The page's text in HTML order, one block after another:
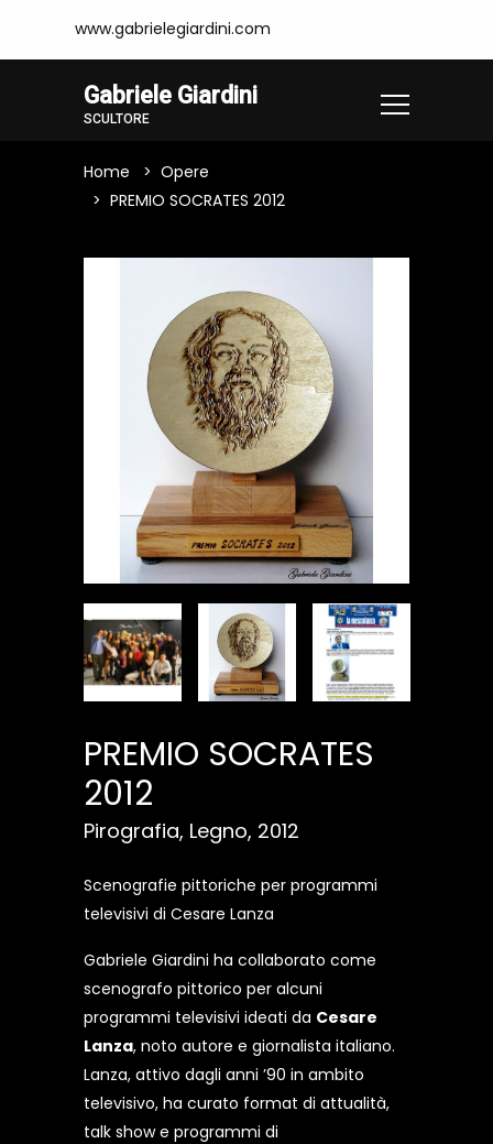
www.gabrielegiardini.com
Gabriele Giardini
SCULTORE
Home
Opere
PREMIO SOCRATES 2012
PREMIO SOCRATES
2012
Pirografia, Legno, 2012
Scenografie pittoriche per programmi
televisivi di Cesare Lanza
Gabriele Giardini ha collaborato come
scenografo pittorico per alcuni
programmi televisivi ideati da Cesare
Lanza, noto autore e giornalista italiano.
Lanza, attivo dagli anni ’90 in ambito
televisivo, ha curato format di attualità,
talk show e programmi di